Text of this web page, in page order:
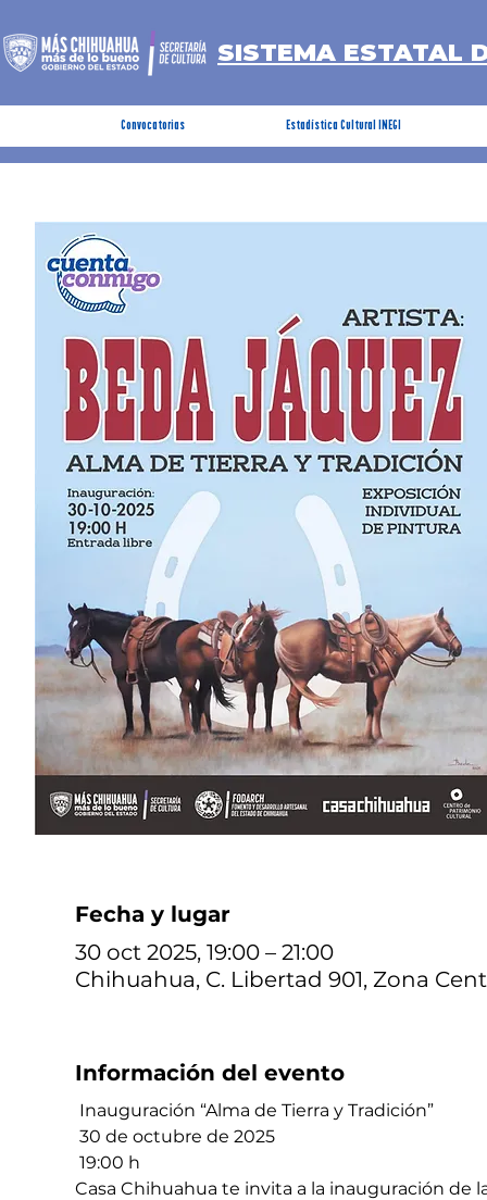
SISTEMA ESTATAL
Convocatorias Estadística Cultural INEGI
Fecha y lugar
30 oct 2025, 19:00 – 21:00
Chihuahua, C. Libertad 901, Zona
Información del evento
Inauguración “Alma de Tierra y Tradición”
30 de octubre de 2025
19:00 h
Casa Chihuahua te invita a la inauguración de